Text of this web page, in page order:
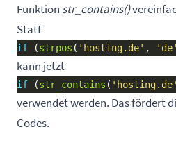
Funktion str_contains()
Statt
if (strpos ( 'hosting.de' , 'de'
kann jetzt
if (str_contains ( 'hosting.de'
verwendet werden. Das fördert
Codes.